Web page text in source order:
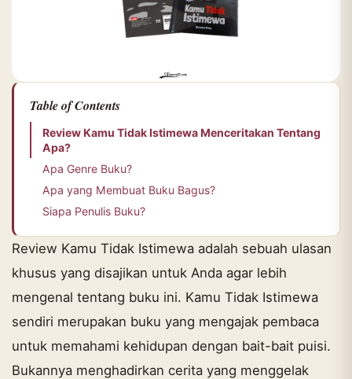
Table of Contents
Review Kamu Tidak Istimewa Menceritakan Tentang
Apa?
Apa Genre Buku?
Apa yang Membuat Buku Bagus?
Siapa Penulis Buku?
Review Kamu Tidak Istimewa adalah sebuah ulasan
khusus yang disajikan untuk Anda agar lebih
mengenal tentang buku ini. Kamu Tidak Istimewa
sendiri merupakan buku yang mengajak pembaca
untuk memahami kehidupan dengan bait-bait puisi.
Bukannya menghadirkan cerita yang menggelak